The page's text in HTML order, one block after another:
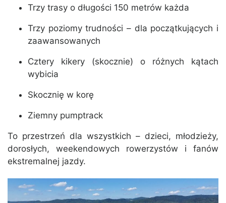
Trzy trasy o długości 150 metrów każda
Trzy poziomy trudności – dla początkujących i
zaawansowanych
Cztery kikery (skocznie) o różnych kątach
wybicia
Skocznię w korę
Ziemny pumptrack
To przestrzeń dla wszystkich – dzieci, młodzieży,
dorosłych, weekendowych rowerzystów i fanów
ekstremalnej jazdy.